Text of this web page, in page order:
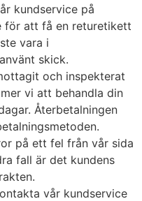
kundservice på
för att få en returetikett
vara i
skick.
och inspekterat
vi att behandla din
Återbetalningen
på ett fel från vår sida
fall är det kundens
vår kundservice